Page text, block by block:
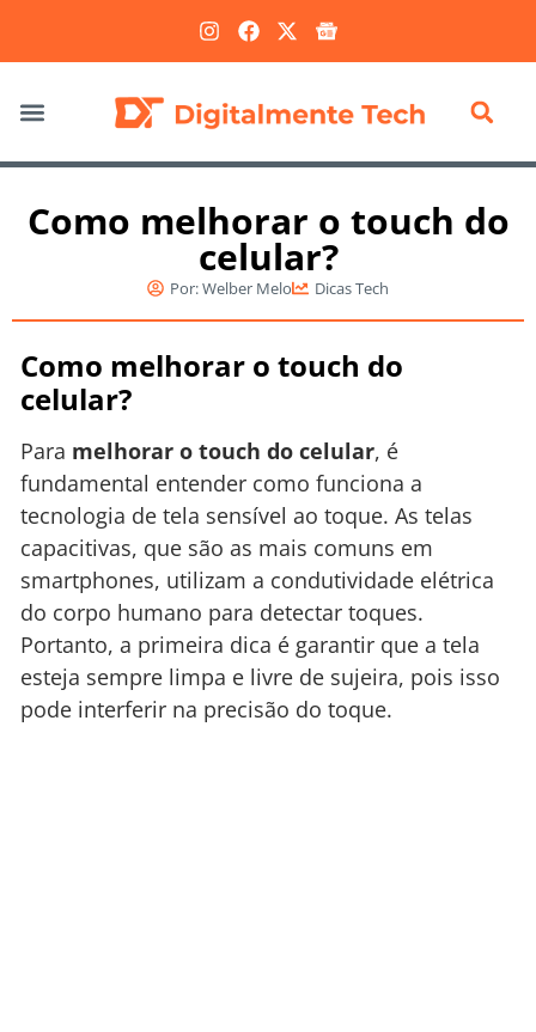
Como melhorar o touch do
celular?
Por:Welber Melo Dicas Tech
Como melhorar o touch do
celular?
Para melhorar o touch do celular, é
fundamental entender como funciona a
tecnologia de tela sensível ao toque. As telas
capacitivas, que são as mais comuns em
smartphones, utilizam a condutividade elétrica
do corpo humano para detectar toques.
Portanto, a primeira dica é garantir que a tela
esteja sempre limpa e livre de sujeira, pois isso
pode interferir na precisão do toque.